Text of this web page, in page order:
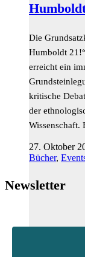
Die
Humboldt
erreicht ein
kritische
der
27. Oktober
Bücher,
Newsletter